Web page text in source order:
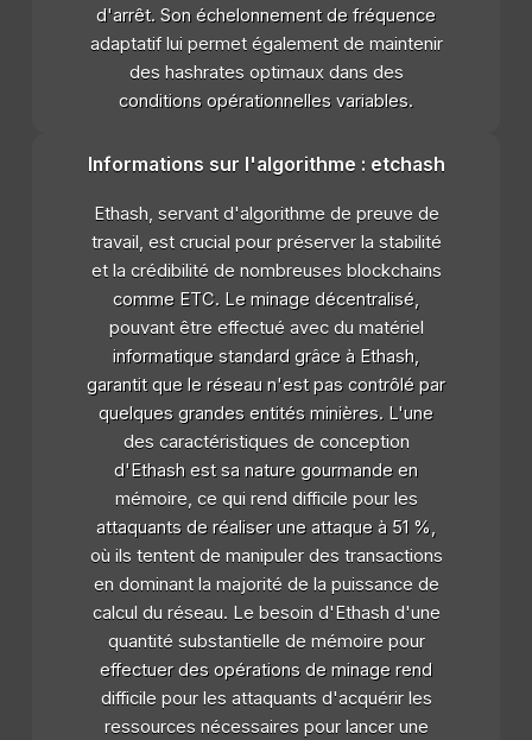
d'arrêt. Son échelonnement de fréquence
adaptatif lui permet également de maintenir
des hashrates optimaux dans des
conditions opérationnelles variables.
Informations sur l'algorithme : etchash
Ethash, servant d'algorithme de preuve de
travail, est crucial pour préserver la stabilité
et la crédibilité de nombreuses blockchains
comme ETC. Le minage décentralisé,
pouvant être effectué avec du matériel
informatique standard grâce à Ethash,
garantit que le réseau n'est pas contrôlé par
quelques grandes entités minières. L'une
des caractéristiques de conception
d'Ethash est sa nature gourmande en
mémoire, ce qui rend difficile pour les
attaquants de réaliser une attaque à 51 %,
où ils tentent de manipuler des transactions
en dominant la majorité de la puissance de
calcul du réseau. Le besoin d'Ethash d'une
quantité substantielle de mémoire pour
effectuer des opérations de minage rend
difficile pour les attaquants d'acquérir les
ressources nécessaires pour lancer une